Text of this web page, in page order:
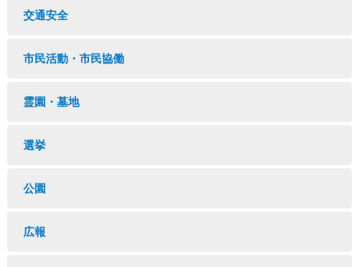
交通安全
市民活動・市民協働
霊園・墓地
選挙
公園
広報